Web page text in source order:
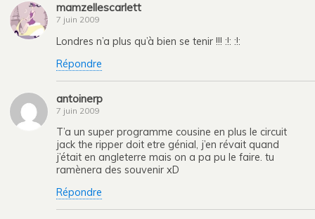
mamzellescarlett
7 juin 2009
Londres n’a plus qu’à bien se tenir !!! :!: :!:
Répondre
antoinerp
7 juin 2009
T’a un super programme cousine en plus le circuit
jack the ripper doit etre génial, j’en révait quand
j’était en angleterre mais on a pa pu le faire. tu
ramènera des souvenir xD
Répondre